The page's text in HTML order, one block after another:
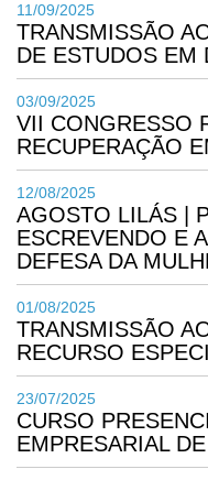
11/09/2025
TRANSMISSÃO
DE ESTUDOS EM
03/09/2025
VII CONGRESSO
RECUPERAÇÃO
12/08/2025
AGOSTO LILÁS |
ESCREVENDO E
DEFESA DA
01/08/2025
TRANSMISSÃO
RECURSO
23/07/2025
CURSO
EMPRESARIAL